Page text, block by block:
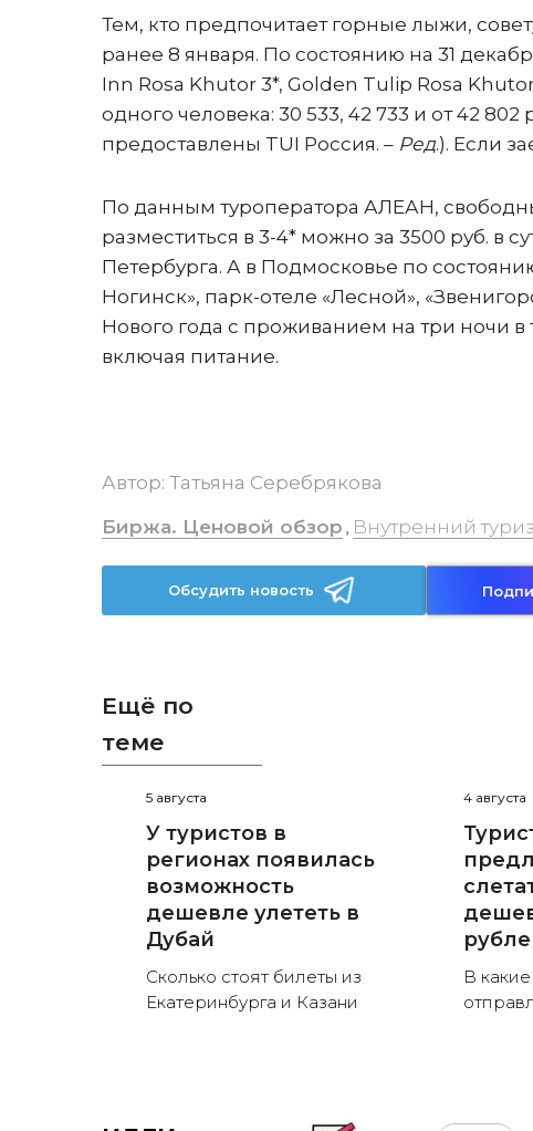
Тем, кто предпочитает горные лыжи,
ранее 8 января. По состоянию на 31
Inn Rosa Khutor 3*, Golden Tulip Rosa
одного человека: 30 533, 42 733 и от 42
предоставлены TUI Россия. – Ред.). Если
По данным туроператора АЛЕАН,
разместиться в 3-4* можно за 3500 руб. в
Петербурга. А в Подмосковье по
Ногинск», парк-отеле «Лесной»,
Нового года с проживанием на три ночи в
включая питание.
Автор: Татьяна Серебрякова
Биржа. Ценовой обзор , Внутренний
Обсудить новость
Ещё по
теме
5 августа
У туристов в
регионах появилась
возможность
дешевле улететь в
Дубай
Сколько стоят билеты из
Екатеринбурга и Казани
4 августа
В